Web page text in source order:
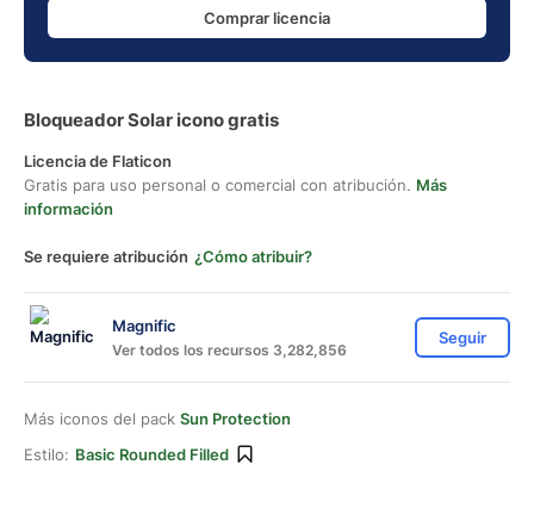
Comprar licencia
Bloqueador Solar icono gratis
Licencia de Flaticon
Gratis para uso personal o comercial con atribución. Más
información
Se requiere atribución ¿Cómo atribuir?
Magnific
Ver todos los recursos 3,282,856
Seguir
Más iconos del pack Sun Protection
Estilo: Basic Rounded Filled